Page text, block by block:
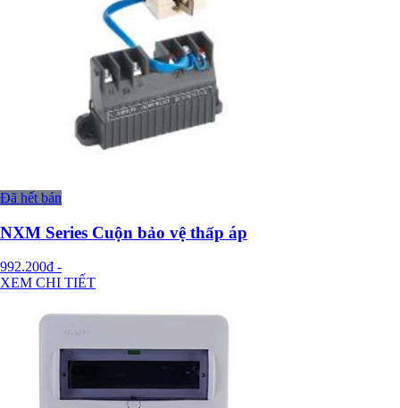
Đã hết bán
NXM Series Cuộn bảo vệ thấp áp
992.200đ -
XEM CHI TIẾT